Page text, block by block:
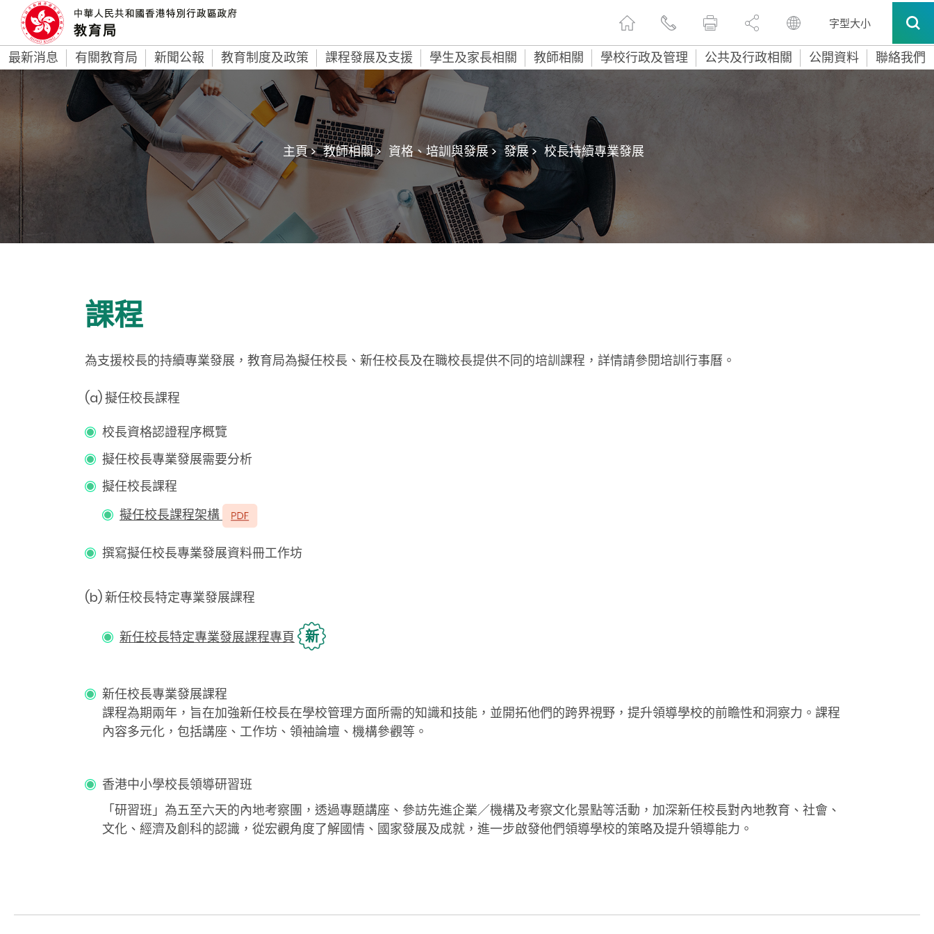
字型大小
最新消息 有關教育局 新聞公報 教育制度及政策 課程發展及支援 學生及家長相關 教師相關 學校行政及管理 公共及行政相關 公開資料 聯絡我們
主頁 > 教師相關 > 資格、培訓與發展 > 發展 > 校長持續專業發展
課程
為支援校長的持續專業發展，教育局為擬任校長、新任校長及在職校長提供不同的培訓課程 ，詳情請參閱培訓行事曆。
(a) 擬任校長課程
校長資格認證程序概覽
擬任校長專業發展需要分析
擬任校長課程
擬任校長課程架構
撰寫擬任校長專業發展資料冊工作坊
(b) 新任校長特定專業發展課程
新任校長特定專業發展課程專頁 新
新任校長專業發展課程
課程為期兩年，旨在加強新任校長在學校管理方面所需的知識和技能，並開拓他們的跨界視野，提升領導學校的前瞻性和洞察力。課程
內容多元化，包括講座、工作坊、領袖論壇、機構參觀等。
香港中小學校長領導研習班
「研習班」為五至六天的內地考察團，透過專題講座、參訪先進企業／機構及考察文化景點等活動，加深新任校長對內地教育、社會、
文化、經濟及創科的認識，從宏觀角度了解國情、國家發展及成就，進一步啟發他們領導學校的策略及提升領導能力。